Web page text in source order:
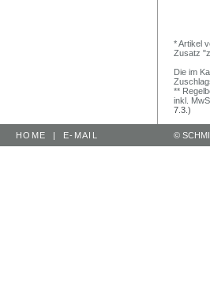
* Artikel
Zusatz
Die im
**
inkl.
7.3.)
HOME | E-MAIL ©